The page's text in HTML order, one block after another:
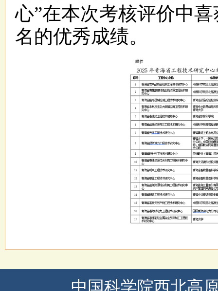
心”在本次考核评价中
名的优秀成绩。
中国科学院西北高